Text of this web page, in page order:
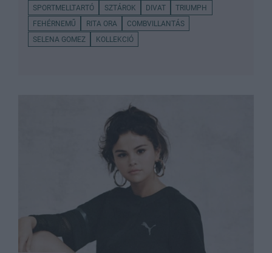
SPORTMELLTARTÓ SZTÁROK DIVAT
TRIUMPH
FEHÉRNEMŰ
RITA ORA
COMBVILLANTÁS
SELENA GOMEZ
KOLLEKCIÓ